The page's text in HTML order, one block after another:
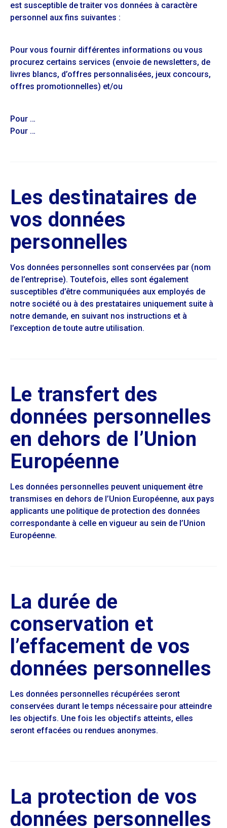
est susceptible de traiter vos données à caractère
personnel aux fins suivantes :
Pour vous fournir différentes informations ou vous
procurez certains services (envoie de newsletters, de
livres blancs, d’offres personnalisées, jeux concours,
offres promotionnelles) et/ou
Pour …
Pour …
Les destinataires de
vos données
personnelles
Vos données personnelles sont conservées par (nom
de l’entreprise). Toutefois, elles sont également
susceptibles d’être communiquées aux employés de
notre société ou à des prestataires uniquement suite à
notre demande, en suivant nos instructions et à
l’exception de toute autre utilisation.
Le transfert des
données personnelles
en dehors de l’Union
Européenne
Les données personnelles peuvent uniquement être
transmises en dehors de l’Union Européenne, aux pays
applicants une politique de protection des données
correspondante à celle en vigueur au sein de l’Union
Européenne.
La durée de
conservation et
l’effacement de vos
données personnelles
Les données personnelles récupérées seront
conservées durant le temps nécessaire pour atteindre
les objectifs. Une fois les objectifs atteints, elles
seront effacées ou rendues anonymes.
La protection de vos
données personnelles